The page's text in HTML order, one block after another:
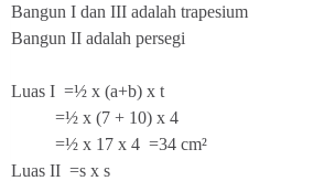
Bangun I dan III adalah trapesium
Bangun II adalah persegi
Luas I =½ x (a+b) x t
=½ x (7 + 10) x 4
=½ x 17 x 4 =34 cm²
Luas II =s x s